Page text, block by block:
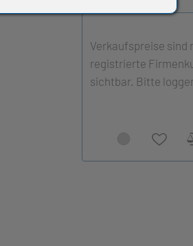
Verkaufspreise sind
registrierte
sichtbar. Bitte